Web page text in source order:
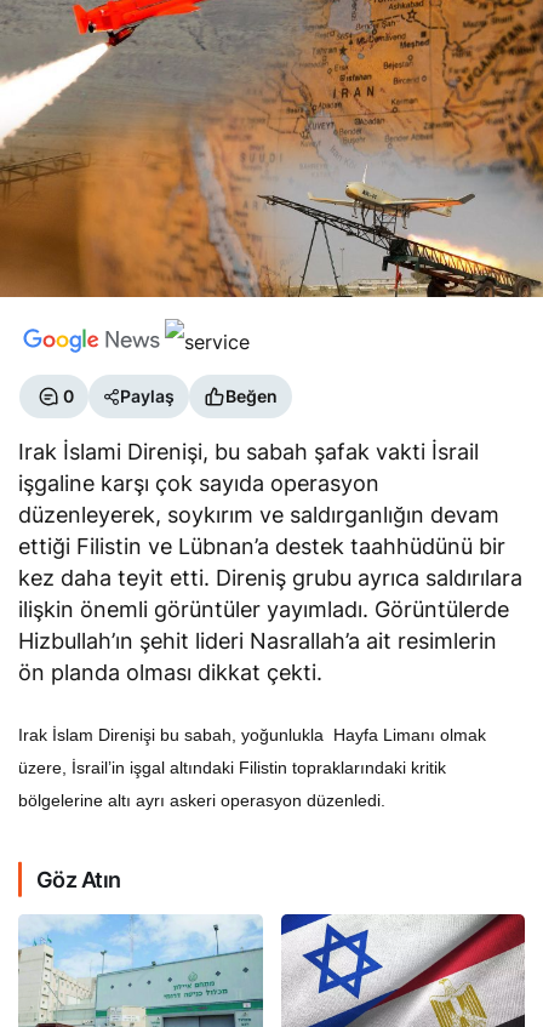
0 Paylaş Beğen
Irak İslami Direnişi, bu sabah şafak vakti İsrail
işgaline karşı çok sayıda operasyon
düzenleyerek, soykırım ve saldırganlığın devam
ettiği Filistin ve Lübnan’a destek taahhüdünü bir
kez daha teyit etti. Direniş grubu ayrıca saldırılara
ilişkin önemli görüntüler yayımladı. Görüntülerde
Hizbullah’ın şehit lideri Nasrallah’a ait resimlerin
ön planda olması dikkat çekti.
Irak İslam Direnişi bu sabah, yoğunlukla Hayfa Limanı olmak
üzere, İsrail’in işgal altındaki Filistin topraklarındaki kritik
bölgelerine altı ayrı askeri operasyon düzenledi.
Göz Atın